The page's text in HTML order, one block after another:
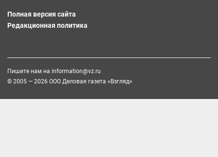
Полная версия сайта
Редакционная политика
Пишите нам на information@vz.ru
© 2005 — 2026 ООО Деловая газета «Взгляд»